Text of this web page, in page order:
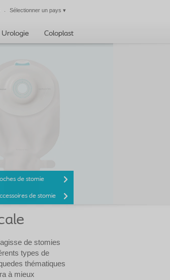
Fermer
Sélectionner un pays ▾
Urologie Coloplast
de stomie
de stomie
de stomies
types de
thématiques
à mieux